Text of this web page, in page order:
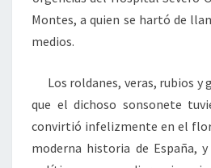
Montes, a quien se hartó de
medios.
Los roldanes, veras, rubios y
que el dichoso sonsonete
convirtió infelizmente en el
moderna historia de España,